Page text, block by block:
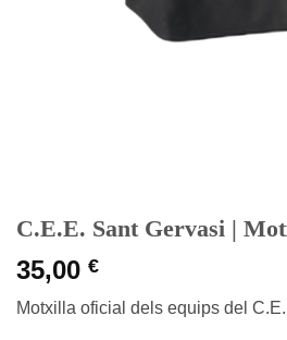
C.E.E. Sant Gervasi |
35,00 €
Motxilla oficial dels equips del